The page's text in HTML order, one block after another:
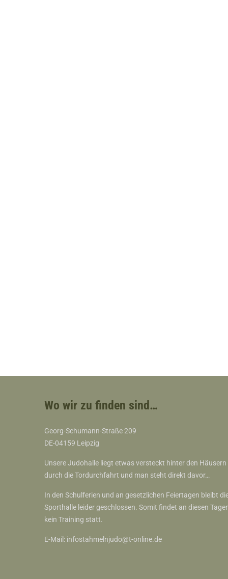
Wo wir zu finden sind…
Georg-Schumann-Straße 209
DE-04159 Leipzig
Unsere Judohalle liegt etwas versteckt hinter den Häusern
durch die Tordurchfahrt und man steht direkt davor…
In den Schulferien und an gesetzlichen Feiertagen bleibt
Sporthalle leider geschlossen. Somit findet an diesen
kein Training statt.
E-Mail: infostahmelnjudo@t-online.de